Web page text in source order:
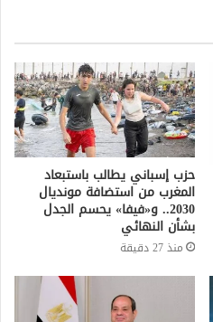
حزب إسباني يطالب باستبعاد
المغرب من استضافة مونديال
2030.. و«فيفا» يحسم الجدل
بشأن النهائي
منذ 27 دقيقة